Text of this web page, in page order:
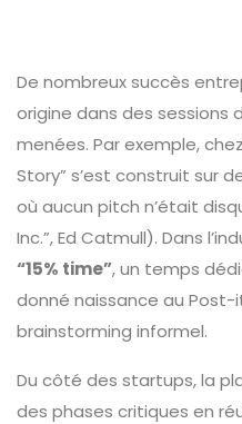
De nombreux succès
origine dans des sessions
menées. Par exemple, chez
Story” s’est construit sur
où aucun pitch n’était
Inc.”, Ed Catmull). Dans
“15% time”, un temps
donné naissance au
brainstorming informel.
Du côté des startups, la
des phases critiques en